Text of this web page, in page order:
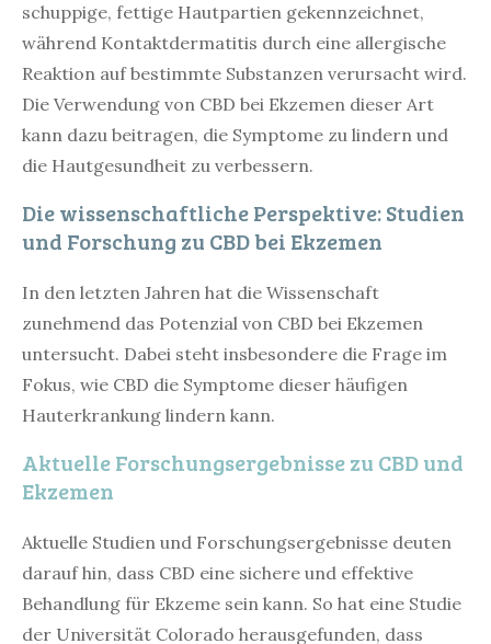
schuppige, fettige Hautpartien gekennzeichnet,
während Kontaktdermatitis durch eine allergische
Reaktion auf bestimmte Substanzen verursacht wird.
Die Verwendung von CBD bei Ekzemen dieser Art
kann dazu beitragen, die Symptome zu lindern und
die Hautgesundheit zu verbessern.
Die wissenschaftliche Perspektive: Studien
und Forschung zu CBD bei Ekzemen
In den letzten Jahren hat die Wissenschaft
zunehmend das Potenzial von CBD bei Ekzemen
untersucht. Dabei steht insbesondere die Frage im
Fokus, wie CBD die Symptome dieser häufigen
Hauterkrankung lindern kann.
Aktuelle Forschungsergebnisse zu CBD und
Ekzemen
Aktuelle Studien und Forschungsergebnisse deuten
darauf hin, dass CBD eine sichere und effektive
Behandlung für Ekzeme sein kann. So hat eine Studie
der Universität Colorado herausgefunden, dass